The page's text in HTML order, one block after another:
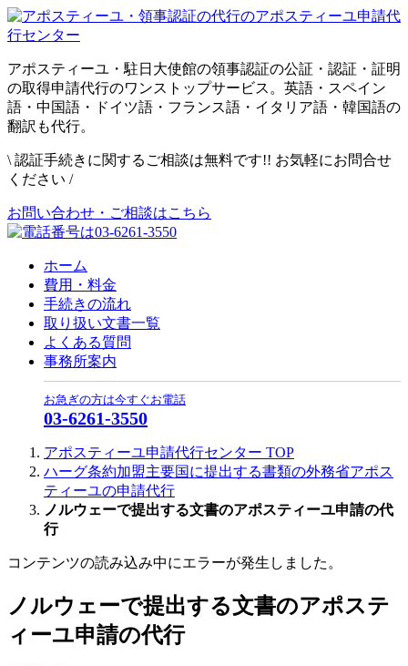
アポスティーユ・駐日大使館の領事認証の公証・認証・証明
の取得申請代行のワンストップサービス。英語・スペイン
語・中国語・ドイツ語・フランス語・イタリア語・韓国語の
翻訳も代行。
\ 認証手続きに関するご相談は無料です!! お気軽にお問合せ
ください /
お問い合わせ・ご相談はこちら
ホーム
費用・料金
手続きの流れ
取り扱い文書一覧
よくある質問
事務所案内
お急ぎの方は今すぐお電話
03-6261-3550
アポスティーユ申請代行センター TOP
ハーグ条約加盟主要国に提出する書類の外務省アポス
ティーユの申請代行
ノルウェーで提出する文書のアポスティーユ申請の代
行
コンテンツの読み込み中にエラーが発生しました。
ノルウェーで提出する文書のアポステ
ィーユ申請の代行